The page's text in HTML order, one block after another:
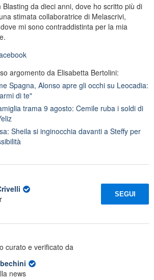
da dieci anni, dove ho scritto più di
stimata collaboratrice di Melascrivi,
mi sono contraddistinta per la mia
argomento da Elisabetta Bertolini:
Spagna, Alonso apre gli occhi su Leocadia:
di te"
trama 9 agosto: Cemile ruba i soldi di
Sheila si inginocchia davanti a Steffy per
SEGUI
curato e verificato da
news